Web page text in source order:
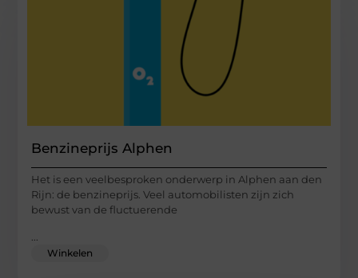
Benzineprijs Alphen
Het is een veelbesproken onderwerp in Alphen aan den
Rijn: de benzineprijs. Veel automobilisten zijn zich
bewust van de fluctuerende
Winkelen